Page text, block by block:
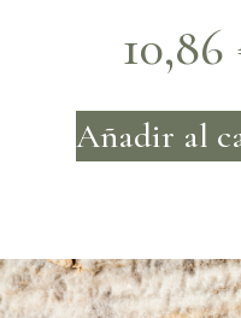
10,86
Añadir al